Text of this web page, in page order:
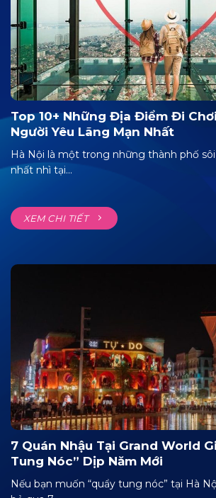
Top 10+ Những Địa Điểm Đi
Người Yêu Lãng Mạn Nhất
Hà Nội là một trong những thành phố
nhất nhì tại...
XEM CHI TIẾT
7 Quán Nhậu Tại Grand World
Tung Nóc” Dịp Năm Mới
Nếu bạn muốn “quẩy tung nóc” tại Hà